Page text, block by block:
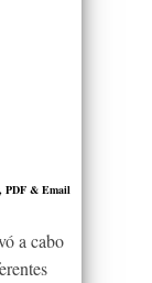
a cabo